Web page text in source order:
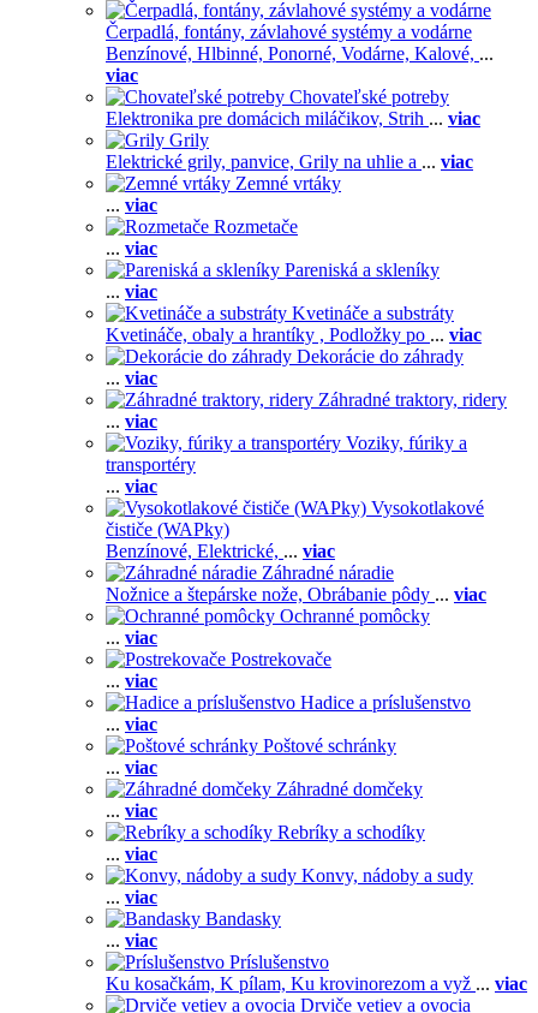
Čerpadlá, fontány, závlahové systémy a vodárne
Benzínové, Hlbinné, Ponorné, Vodárne, Kalové, ...
viac
Chovateľské potreby
Elektronika pre domácich miláčikov, Strih ... viac
Grily
Elektrické grily, panvice, Grily na uhlie a ... viac
Zemné vrtáky
... viac
Rozmetače
... viac
Pareniská a skleníky
... viac
Kvetináče a substráty
Kvetináče, obaly a hrantíky , Podložky po ... viac
Dekorácie do záhrady
... viac
Záhradné traktory, ridery
... viac
Voziky, fúriky a
transportéry
... viac
Vysokotlakové
čističe (WAPky)
Benzínové, Elektrické, ... viac
Záhradné náradie
Nožnice a štepárske nože, Obrábanie pôdy ... viac
Ochranné pomôcky
... viac
Postrekovače
... viac
Hadice a príslušenstvo
... viac
Poštové schránky
... viac
Záhradné domčeky
... viac
Rebríky a schodíky
... viac
Konvy, nádoby a sudy
... viac
Bandasky
... viac
Príslušenstvo
Ku kosačkám, K pílam, Ku krovinorezom a vyž ... viac
Drviče vetiev a ovocia